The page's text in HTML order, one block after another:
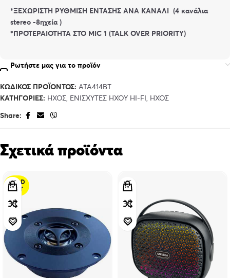
*ΞΕΧΩΡΙΣΤΗ ΡΥΘΜΙΣΗ ΕΝΤΑΣΗΣ ΑΝΑ ΚΑΝΑΛΙ (4 κανάλια
stereo -8ηχεία )
*ΠΡΟΤΕΡΑΙΟΤΗΤΑ ΣΤΟ MIC 1 (TALK OVER PRIORITY)
Ρωτήστε μας για το προϊόν
ΚΩΔΙΚΌΣ ΠΡΟΪΌΝΤΟΣ: ATA414BT
ΚΑΤΗΓΟΡΊΕΣ: ΉΧΟΣ, ΕΝΙΣΧΥΤΈΣ ΉΧΟΥ HI-FI, ΉΧΟΣ
Share:
Σχετικά προϊόντα
SOLD
OUT